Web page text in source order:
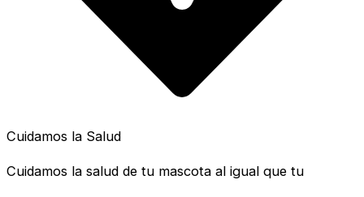
Cuidamos la Salud
Cuidamos la salud de tu mascota al igual que tu